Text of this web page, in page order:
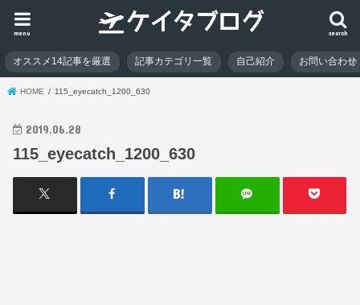
search
menu
オススメ14記事を厳選 記事カテゴリ一覧 自己紹介 お問い合わせ
HOME 115_eyecatch_1200_630
2019.06.28
115_eyecatch_1200_630